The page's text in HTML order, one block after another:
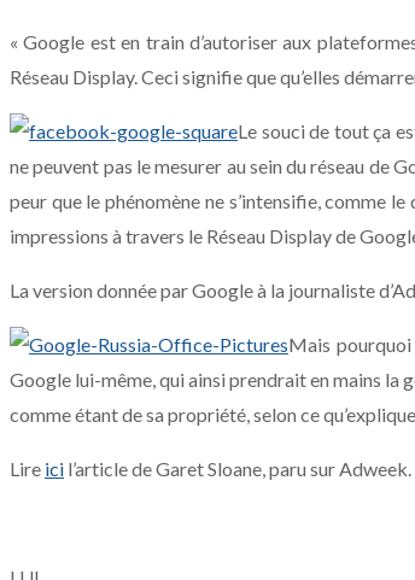
« Google est en train d’autoriser aux
Réseau Display. Ceci signifie que qu’elles
Le souci de tout ça
ne peuvent pas le mesurer au sein du réseau de
peur que le phénomène ne s’intensifie, comme
impressions à travers le Réseau Display de
La version donnée par Google à la journaliste
Mais
Google lui-même, qui ainsi prendrait en mains la
comme étant de sa propriété, selon ce
Lire ici l’article de Garet Sloane, paru sur Adweek.